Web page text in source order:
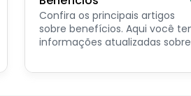
Confira os principais artigos
sobre benefícios. Aqui você tem
informações atualizadas sobre
servidor público, aposentado,